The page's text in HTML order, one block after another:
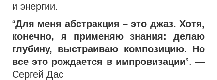
и энергии.
“Для меня абстракция – это джаз. Хотя,
конечно, я применяю знания: делаю
глубину, выстраиваю композицию. Но
все это рождается в импровизации”. —
Сергей Дас